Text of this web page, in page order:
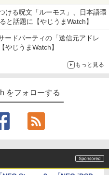
への対策として
ける呪文「ルーモス」、日本語環
と話題に【やじうまWatch】
ードパーティの「送信元アドレ
やじうまWatch】
もっと見る
をフォローする